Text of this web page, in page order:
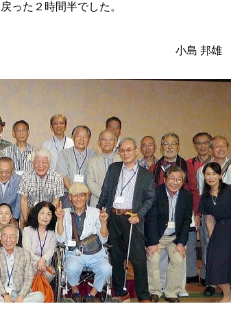
戻った２時間半でした。
小島 邦雄